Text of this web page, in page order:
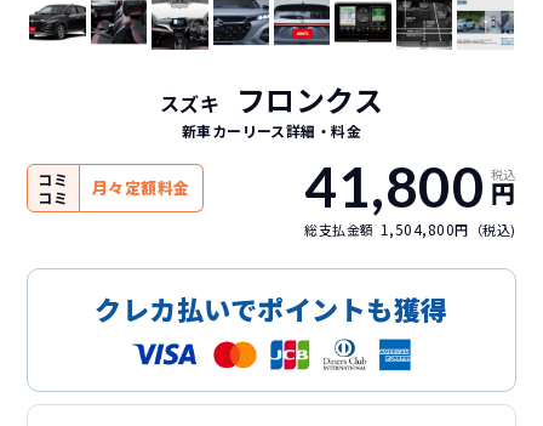
スズキ フロンクス
新車カーリース詳細 ・料金
コミ
コミ
月々定額料金 41,800 税込
円
総支払金額 1,504,800円（税込)
クレカ払いでポイントも獲得